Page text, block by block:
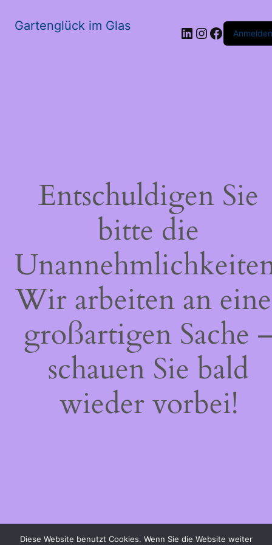
Gartenglück im Glas LinkedIn
Instagram
Anmelden
Entschuldigen Sie
bitte die
Wir arbeiten an
großartigen Sache
schauen Sie bald
wieder vorbei!
Diese Website benutzt Cookies. Wenn Sie die Website weiter